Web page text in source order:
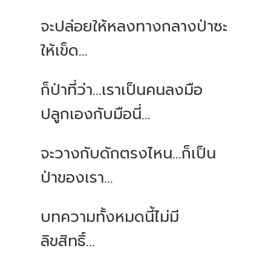
จะปล่อยให้หลงทางกลางป่าซะ
ให้เข็ด...
ก็ป่าที่ว่า...เราเป็นคนลงมือ
ปลูกเองกับมือนี่...
จะวางกับดักตรงไหน...ก็เป็น
ป่าของเรา...
บทความทั้งหมดนี้ไม่มี
ลิขสิทธิ์...